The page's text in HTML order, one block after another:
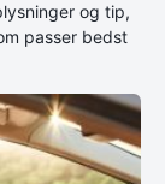
og tip,
passer bedst